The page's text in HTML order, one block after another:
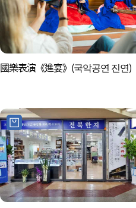
國樂表演《進宴》(국악공연 진연)